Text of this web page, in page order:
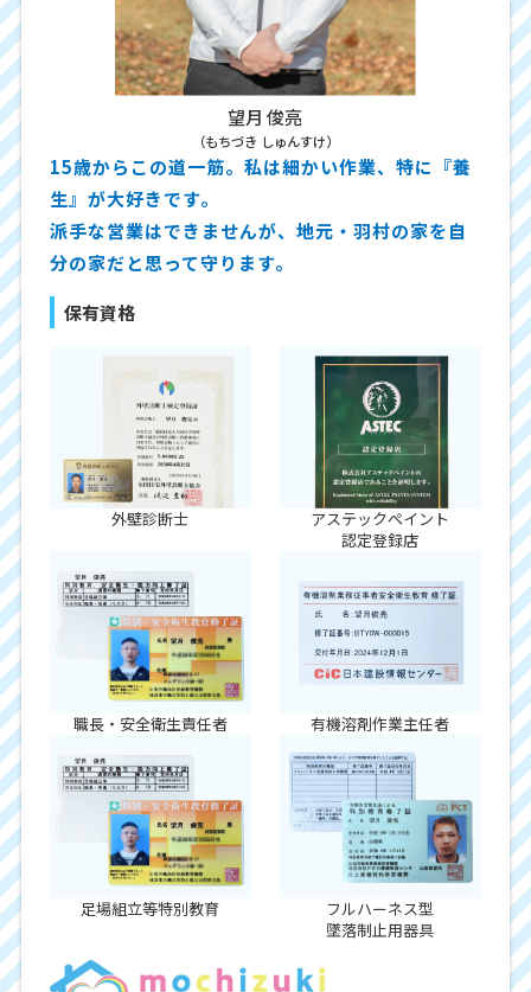
望月 俊亮
（もちづき しゅんすけ）
15歳からこの道一筋。私は細かい作業、特に『養
生』が大好きです。
派手な営業はできませんが、地元・羽村の家を自
分の家だと思って守ります。
保有資格
外壁診断士
アステックペイント
認定登録店
職長・安全衛生責任者 有機溶剤作業主任者
足場組立等特別教育
フルハーネス型
墜落制止用器具